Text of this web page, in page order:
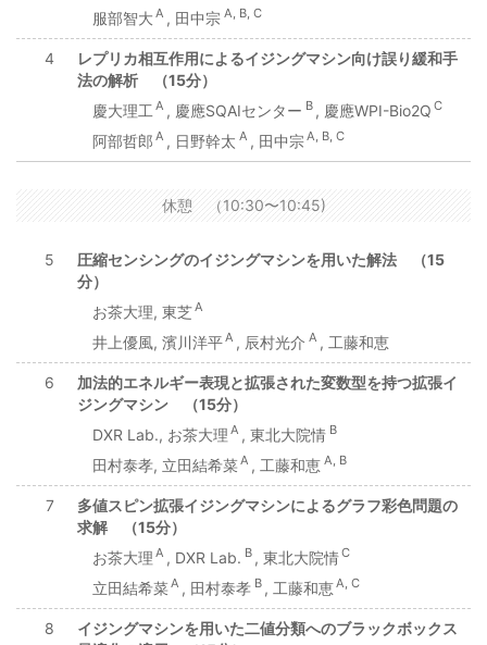
服部智大 A , 田中宗 A, B, C
4
レプリカ相互作用によるイジングマシン向け誤り緩和手
法の解析 （15分）
慶大理工 A , 慶應SQAIセンター B , 慶應WPI-Bio2Q C
阿部哲郎 A , 日野幹太 A , 田中宗A, B, C
休憩 （10:30〜10:45)
5
圧縮センシングのイジングマシンを用いた解法 （15
分）
お茶大理, 東芝A
井上優風, 濱川洋平A , 辰村光介 A , 工藤和恵
6
加法的エネルギー表現と拡張された変数型を持つ拡張イ
ジングマシン （15分）
DXR Lab., お茶大理 A , 東北大院情 B
田村泰孝, 立田結希菜 A , 工藤和恵 A, B
7
多値スピン拡張イジングマシンによるグラフ彩色問題の
求解 （15分）
お茶大理 A , DXR Lab. B , 東北大院情C
立田結希菜 A , 田村泰孝 B , 工藤和恵A, C
8
イジングマシンを用いた二値分類へのブラックボックス